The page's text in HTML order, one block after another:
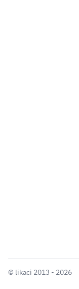
© likaci 2013 - 2026